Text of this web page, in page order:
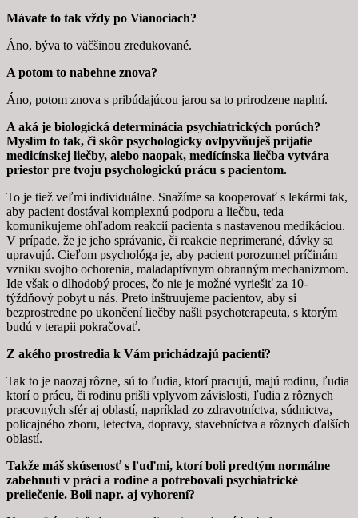
Mávate to tak vždy po Vianociach?
Áno, býva to väčšinou zredukované.
A potom to nabehne znova?
Áno, potom znova s pribúdajúcou jarou sa to prirodzene naplní.
A aká je biologická determinácia psychiatrických porúch?
Myslím to tak, či skôr psychologicky ovlpyvňuješ prijatie
medicínskej liečby, alebo naopak, medícínska liečba vytvára
priestor pre tvoju psychologickú prácu s pacientom.
To je tiež veľmi individuálne. Snažíme sa kooperovať s lekármi tak,
aby pacient dostával komplexnú podporu a liečbu, teda
komunikujeme ohľadom reakcií pacienta s nastavenou medikáciou.
V prípade, že je jeho správanie, či reakcie neprimerané, dávky sa
upravujú. Cieľom psychológa je, aby pacient porozumel príčinám
vzniku svojho ochorenia, maladaptívnym obranným mechanizmom.
Ide však o dlhodobý proces, čo nie je možné vyriešiť za 10-
týždňový pobyt u nás. Preto inštruujeme pacientov, aby si
bezprostredne po ukončení liečby našli psychoterapeuta, s ktorým
budú v terapii pokračovať.
Z akého prostredia k Vám prichádzajú pacienti?
Tak to je naozaj rôzne, sú to ľudia, ktorí pracujú, majú rodinu, ľudia
ktorí o prácu, či rodinu prišli vplyvom závislosti, ľudia z rôznych
pracovných sfér aj oblastí, napríklad zo zdravotníctva, súdnictva,
policajného zboru, letectva, dopravy, stavebníctva a rôznych ďalších
oblastí.
Takže máš skúsenosť s ľuďmi, ktorí boli predtým normálne
zabehnutí v práci a rodine a potrebovali psychiatrické
preliečenie. Boli napr. aj vyhorení?